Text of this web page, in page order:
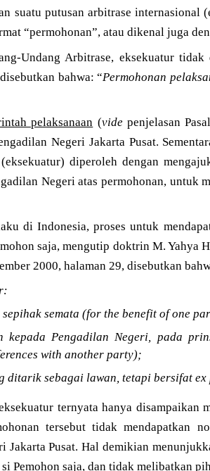
suatu putusan arbitrase internasional
“permohonan”, atau dikenal juga
Undang Arbitrase, eksekuatur tidak
bahwa: “Permohonan
pelaksanaan (videpenjelasan
Negeri Jakarta Pusat.
diperoleh dengan
Negeri atas permohonan, untuk
di Indonesia, proses untuk
saja, mengutip doktrin M. Yahya
2000, halaman 29, disebutkan
semata (for the benefit of one
kepada Pengadilan Negeri, pada
with another party);
sebagai lawan, tetapi bersifat ex
ternyata hanya disampaikan
tersebut tidak mendapatkan
Jakarta Pusat. Hal demikian
Pemohon saja, dan tidak melibatkan